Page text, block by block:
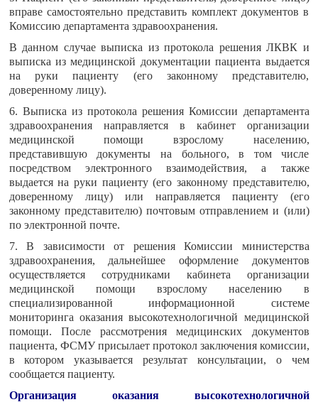
вправе самостоятельно представить комплект документов в
Комиссию департамента здравоохранения.
В данном случае выписка из протокола решения ЛКВК и
выписка из медицинской документации пациента выдается
на руки пациенту (его законному представителю,
доверенному лицу).
6. Выписка из протокола решения Комиссии департамента
здравоохранения направляется в кабинет организации
медицинской помощи взрослому населению,
представившую документы на больного, в том числе
посредством электронного взаимодействия, а также
выдается на руки пациенту (его законному представителю,
доверенному лицу) или направляется пациенту (его
законному представителю) почтовым отправлением и (или)
по электронной почте.
7. В зависимости от решения Комиссии министерства
здравоохранения, дальнейшее оформление документов
осуществляется сотрудниками кабинета организации
медицинской помощи взрослому населению в
специализированной информационной системе
мониторинга оказания высокотехнологичной медицинской
помощи. После рассмотрения медицинских документов
пациента, ФСМУ присылает протокол заключения комиссии,
в котором указывается результат консультации, о чем
сообщается пациенту.
Организация оказания высокотехнологичной